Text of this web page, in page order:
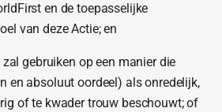
en de toepasselijke
van deze Actie; en
gebruiken op een manier die
en absoluut oordeel) als onredelijk,
of te kwader trouw beschouwt; of